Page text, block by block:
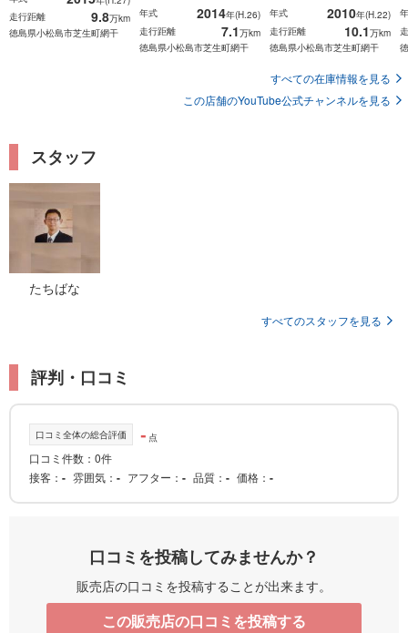
走行距離
9.8万km
徳島県小松島市芝生町網干
年式 2014年(H.26)
走行距離
7.1万km
徳島県小松島市芝生町網干
年式 2010年(H.22)
走行距離
10.1万km
徳島県小松島市芝生町網干
すべての在庫情報を見る
この店舗のYouTube公式チャンネルを見る
スタッフ
たちばな
すべてのスタッフを見る
評判・口コミ
口コミ全体の総合評価 - 点
口コミ件数：0件
接客
- 雰囲気 - アフター - 品質 - 価格 -
口コミを投稿してみませんか？
販売店の口コミを投稿することが出来ます。
この販売店の口コミを投稿する